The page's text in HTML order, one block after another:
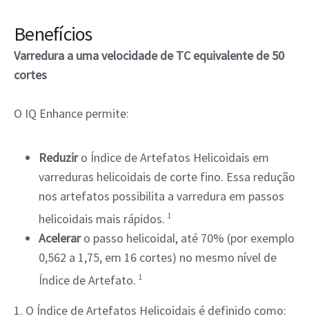
Benefícios
Varredura a uma velocidade de TC equivalente de 50
cortes
O IQ Enhance permite:
Reduziro Índice de Artefatos Helicoidais em
varreduras helicoidais de corte fino. Essa redução
nos artefatos possibilita a varredura em passos
helicoidais mais rápidos. 1
Aceleraro passo helicoidal, até 70% (por exemplo
0,562 a 1,75, em 16 cortes) no mesmo nível de
Índice de Artefato. 1
1. O Índice de Artefatos Helicoidais é definido como: